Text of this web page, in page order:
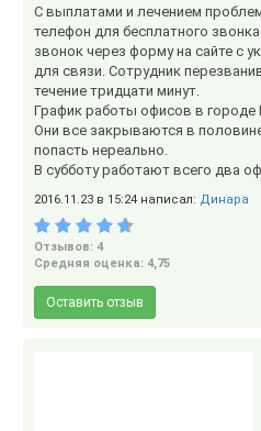
С выплатами и лечением
телефон для бесплатного
звонок через форму на сайте с
для связи. Сотрудник
течение тридцати минут.
График работы офисов в
Они все закрываются в
попасть нереально.
В субботу работают всего два
2016.11.23 в 15:24 написал: Динара
Отзывов: 4
Средняя оценка: 4,75
Оставить отзыв